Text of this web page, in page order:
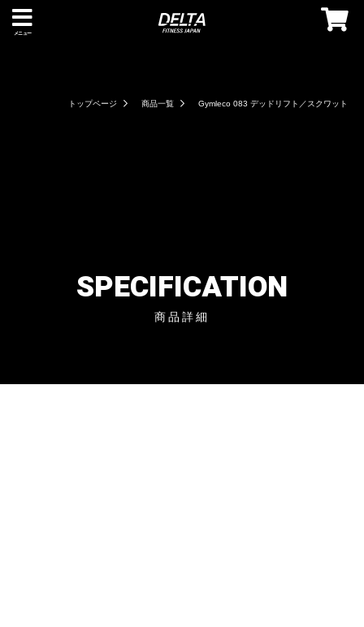
メニュー
トップページ 商品一覧 Gymleco 083 デッドリフト／スクワット
SPECIFICATION
商品詳細